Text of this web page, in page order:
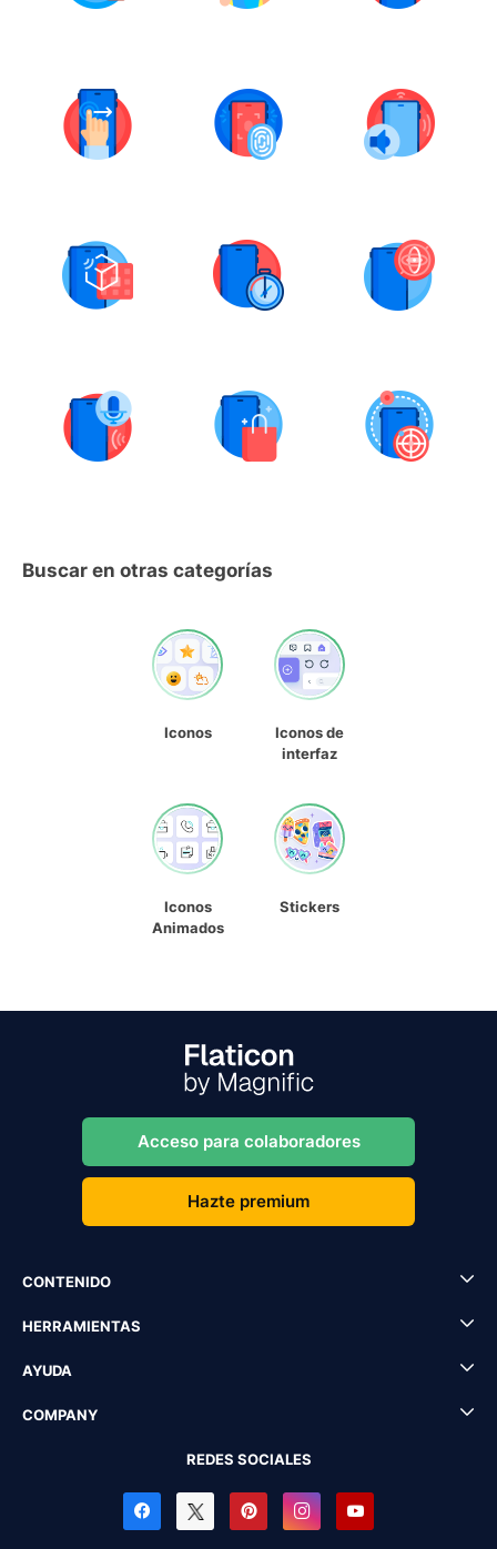
Buscar en otras categorías
Iconos
Iconos de
interfaz
Iconos
Animados
Stickers
Acceso para colaboradores
Hazte premium
CONTENIDO
HERRAMIENTAS
AYUDA
COMPANY
REDES SOCIALES